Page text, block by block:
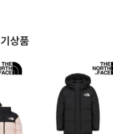
64, 1235호
상품